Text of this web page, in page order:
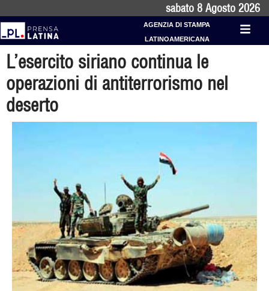
sabato 8 Agosto 2026
AGENZIA DI STAMPA
LATINOAMERICANA
L’esercito siriano continua le
operazioni di antiterrorismo nel
deserto